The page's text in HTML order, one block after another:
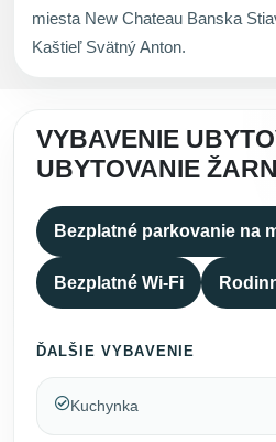
miesta New Chateau Banska
Kaštieľ Svätný Anton.
VYBAVENIE
UBYTOVANIE
Bezplatné parkovanie na
Bezplatné Wi-Fi
ĎALŠIE VYBAVENIE
Kuchynka